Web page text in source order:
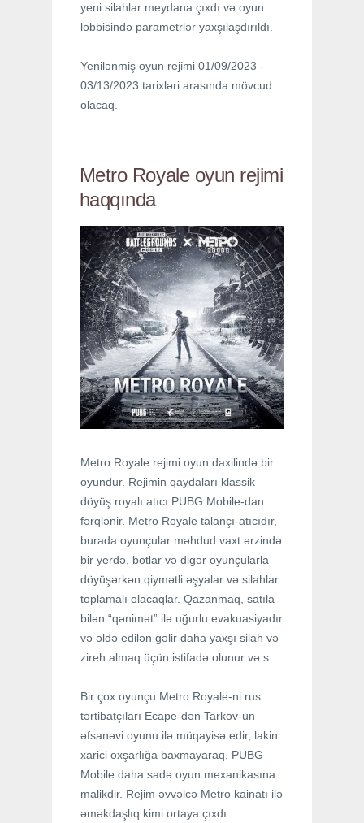
yeni silahlar meydana çıxdı və oyun
lobbisində parametrlər yaxşılaşdırıldı.
Yenilənmiş oyun rejimi 01/09/2023 -
03/13/2023 tarixləri arasında mövcud
olacaq.
Metro Royale oyun rejimi
haqqında
Metro Royale rejimi oyun daxilində bir
oyundur. Rejimin qaydaları klassik
döyüş royalı atıcı PUBG Mobile-dan
fərqlənir. Metro Royale talançı-atıcıdır,
burada oyunçular məhdud vaxt ərzində
bir yerdə, botlar və digər oyunçularla
döyüşərkən qiymətli əşyalar və silahlar
toplamalı olacaqlar. Qazanmaq, satıla
bilən “qənimət” ilə uğurlu evakuasiyadır
və əldə edilən gəlir daha yaxşı silah və
zireh almaq üçün istifadə olunur və s.
Bir çox oyunçu Metro Royale-ni rus
tərtibatçıları Ecape-dən Tarkov-un
əfsanəvi oyunu ilə müqayisə edir, lakin
xarici oxşarlığa baxmayaraq, PUBG
Mobile daha sadə oyun mexanikasına
malikdir. Rejim əvvəlcə Metro kainatı ilə
əməkdaşlıq kimi ortaya çıxdı.